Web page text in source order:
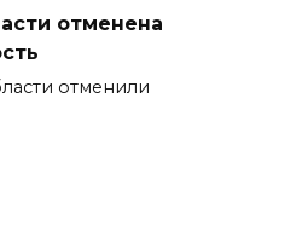
отменена
отменили